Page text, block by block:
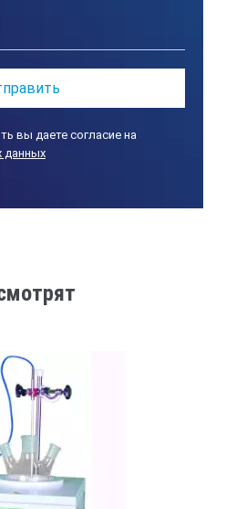
вы даете согласие на
данных